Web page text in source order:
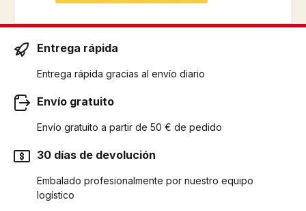
Entrega rápida
Entrega rápida gracias al envío diario
Envío gratuito
Envío gratuito a partir de 50 € de pedido
30 días de devolución
Embalado profesionalmente por nuestro equipo
logístico